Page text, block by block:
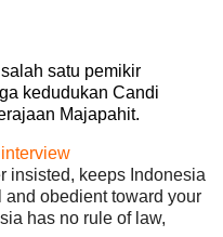
satu pemikir
kedudukan Candi
Majapahit.
insisted, keeps Indonesia
obedient toward your
has no rule of law,